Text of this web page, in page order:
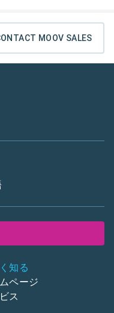
MOOV SALES
知る
ページ
ス